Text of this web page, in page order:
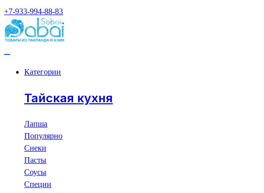
+7-933-994-88-83
Категории
Тайская кухня
Лапша
Популярно
Снеки
Пасты
Соусы
Специи